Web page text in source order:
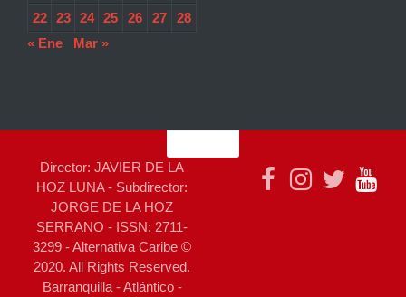
22
23 24 25 26 27
28
« Ene
Mar »
Director: JAVIER DE LA
HOZ LUNA - Subdirector:
JORGE DE LA HOZ
SERRANO - ISSN: 2711-
3299 - Alternativa Caribe ©
2020. All Rights Reserved.
Barranquilla - Atlántico -